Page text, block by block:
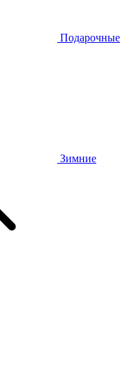
Подарочные
Зимние